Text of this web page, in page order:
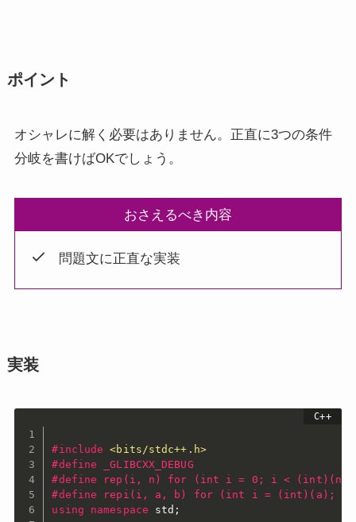
ポイント
オシャレに解く必要はありません。正直に3つの条件
分岐を書けばOKでしょう。
おさえるべき内容
問題文に正直な実装
実装
#include
<bits/stdc++.h>
#define _GLIBCXX_DEBUG
#define rep(i, n) for (int i = 0; i < (int)(n);
#define repi(i, a, b) for (int i = (int)(a); i
using
namespace std ;